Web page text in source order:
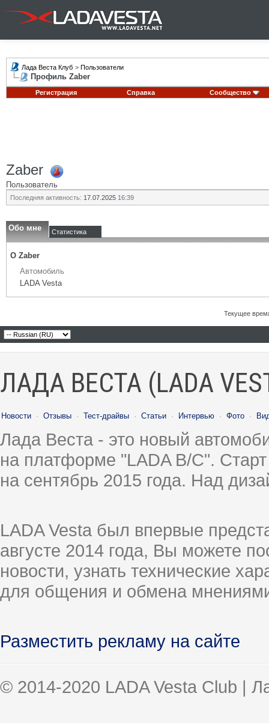
Лада Веста Клуб > Пользователи
Профиль Zaber
Регистрация Справка Сообщество
Zaber
Пользователь
Последняя активность: 17.07.2025 16:39
Обо мне Статистика
О Zaber
Автомобиль
LADA Vesta
Текущее
ЛАДА ВЕСТА (LADA
Новости · Отзывы · Тест-драйвы · Статьи · Интервью · Фото ·
Лада Веста - это новый
на платформе "LADA B/C".
на сентябрь 2015 года. Над
LADA Vesta был впервые
августе 2014 года, Вы можете
новости, узнать технические
для общения и обмена
Разместить рекламу на сайте
© 2014-2020 LADA Vesta Club |